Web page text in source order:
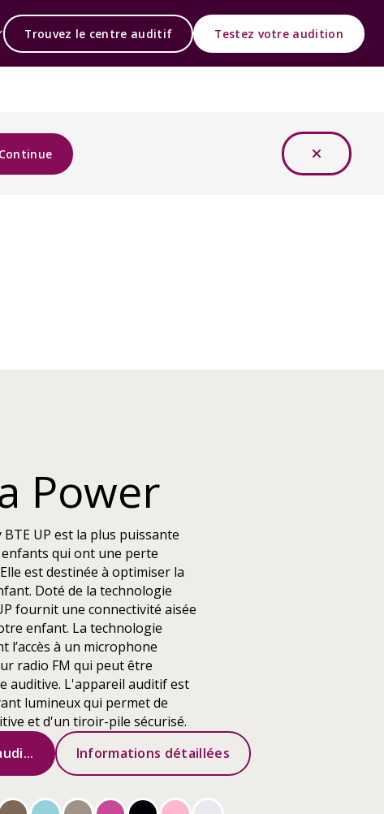
Trouvez le centre auditif Testez votre audition
Continue
Power
UP est la plus puissante
qui ont une perte
est destinée à optimiser la
Doté de la technologie
fournit une connectivité aisée
enfant. La technologie
à un microphone
radio FM qui peut être
auditive. L'appareil auditif est
lumineux qui permet de
et d'un tiroir-pile sécurisé.
Informations détaillées